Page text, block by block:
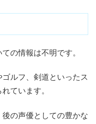
の情報は不明です。
ルフ、剣道といったス
ています。
の声優としての豊かな